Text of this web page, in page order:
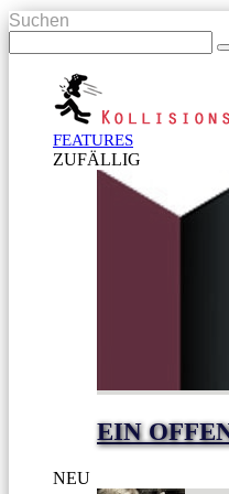
Suchen
FEATURES
ZUFÄLLIG
EIN
NEU